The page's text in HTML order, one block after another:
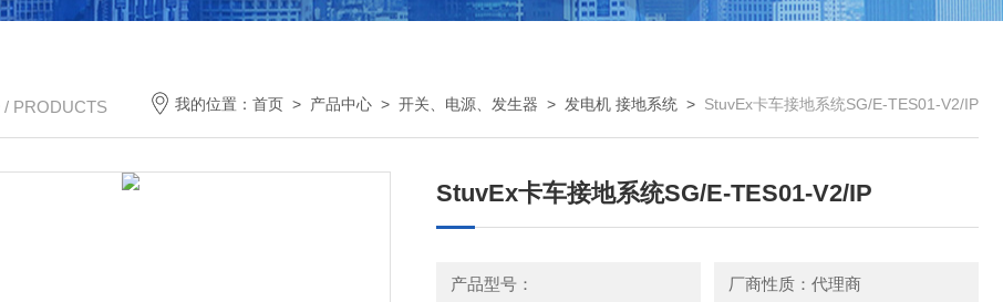
/ PRODUCTS 我的位置： 首页 > 产品中心 > 开关、电源、发生器 > 发电机 接地系统 > StuvEx卡车接地系统SG/E-TES01-V2/IP
StuvEx卡车接地系统SG/E-TES01-V2/IP
产品型号： 厂商性质：代理商